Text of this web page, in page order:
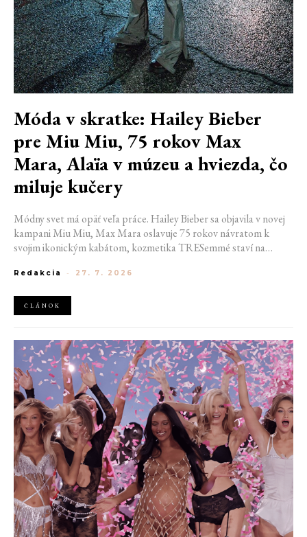
Móda v skratke: Hailey Bieber
pre Miu Miu, 75 rokov Max
Mara, Alaïa v múzeu a hviezda, čo
miluje kučery
Módny svet má opäť veľa práce. Hailey Bieber sa objavila v novej
kampani Miu Miu, Max Mara oslavuje 75 rokov návratom k
svojim ikonickým kabátom, kozmetika TRESemmé staví na
a v San Franciscu pripravujú prvú veľkú americkú retrospektívu
Redakcia - 27. 7. 2026
ČLÁNOK